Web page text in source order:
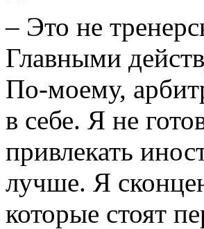
– Это не
Главными
По-моему,
в себе. Я не
привлекать
лучше. Я
которые стоят